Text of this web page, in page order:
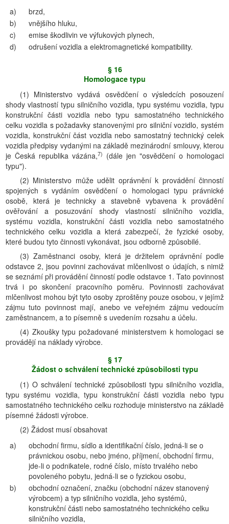
a)
brzd,
b)
vnějšího hluku,
c)
emise škodlivin ve výfukových plynech,
d)
odrušení vozidla a elektromagnetické kompatibility.
§ 16
Homologace typu
(1) Ministerstvo vydává osvědčení o výsledcích posouzení
shody vlastností typu silničního vozidla, typu systému vozidla, typu
konstrukční části vozidla nebo typu samostatného technického
celku vozidla s požadavky stanovenými pro silniční vozidlo, systém
vozidla, konstrukční část vozidla nebo samostatný technický celek
vozidla předpisy vydanými na základě mezinárodní smlouvy, kterou
je Česká republika vázána,7) (dále jen "osvědčení o homologaci
typu").
(2) Ministerstvo může udělit oprávnění k provádění činností
spojených s vydáním osvědčení o homologaci typu právnické
osobě, která je technicky a stavebně vybavena k provádění
ověřování a posuzování shody vlastností silničního vozidla,
systému vozidla, konstrukční části vozidla nebo samostatného
technického celku vozidla a která zabezpečí, že fyzické osoby,
které budou tyto činnosti vykonávat, jsou odborně způsobilé.
(3) Zaměstnanci osoby, která je držitelem oprávnění podle
odstavce 2, jsou povinni zachovávat mlčenlivost o údajích, s nimiž
se seznámí při provádění činností podle odstavce 1. Tato povinnost
trvá i po skončení pracovního poměru. Povinnosti zachovávat
mlčenlivost mohou být tyto osoby zproštěny pouze osobou, v jejímž
zájmu tuto povinnost mají, anebo ve veřejném zájmu vedoucím
zaměstnancem, a to písemně s uvedením rozsahu a účelu.
(4) Zkoušky typu požadované ministerstvem k homologaci se
provádějí na náklady výrobce.
§ 17
Žádost o schválení technické způsobilosti typu
(1) O schválení technické způsobilosti typu silničního vozidla,
typu systému vozidla, typu konstrukční části vozidla nebo typu
samostatného technického celku rozhoduje ministerstvo na základě
písemné žádosti výrobce.
(2) Žádost musí obsahovat
a)
obchodní firmu, sídlo a identifikační číslo, jedná-li se o
právnickou osobu, nebo jméno, příjmení, obchodní firmu,
jde-li o podnikatele, rodné číslo, místo trvalého nebo
povoleného pobytu, jedná-li se o fyzickou osobu,
b)
obchodní označení, značku (obchodní název stanovený
výrobcem) a typ silničního vozidla, jeho systémů,
konstrukční části nebo samostatného technického celku
silničního vozidla,